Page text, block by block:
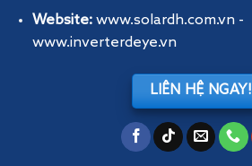
Website: www.solardh.com.vn-
www.inverterdeye.vn
LIÊN HỆ NGAY!